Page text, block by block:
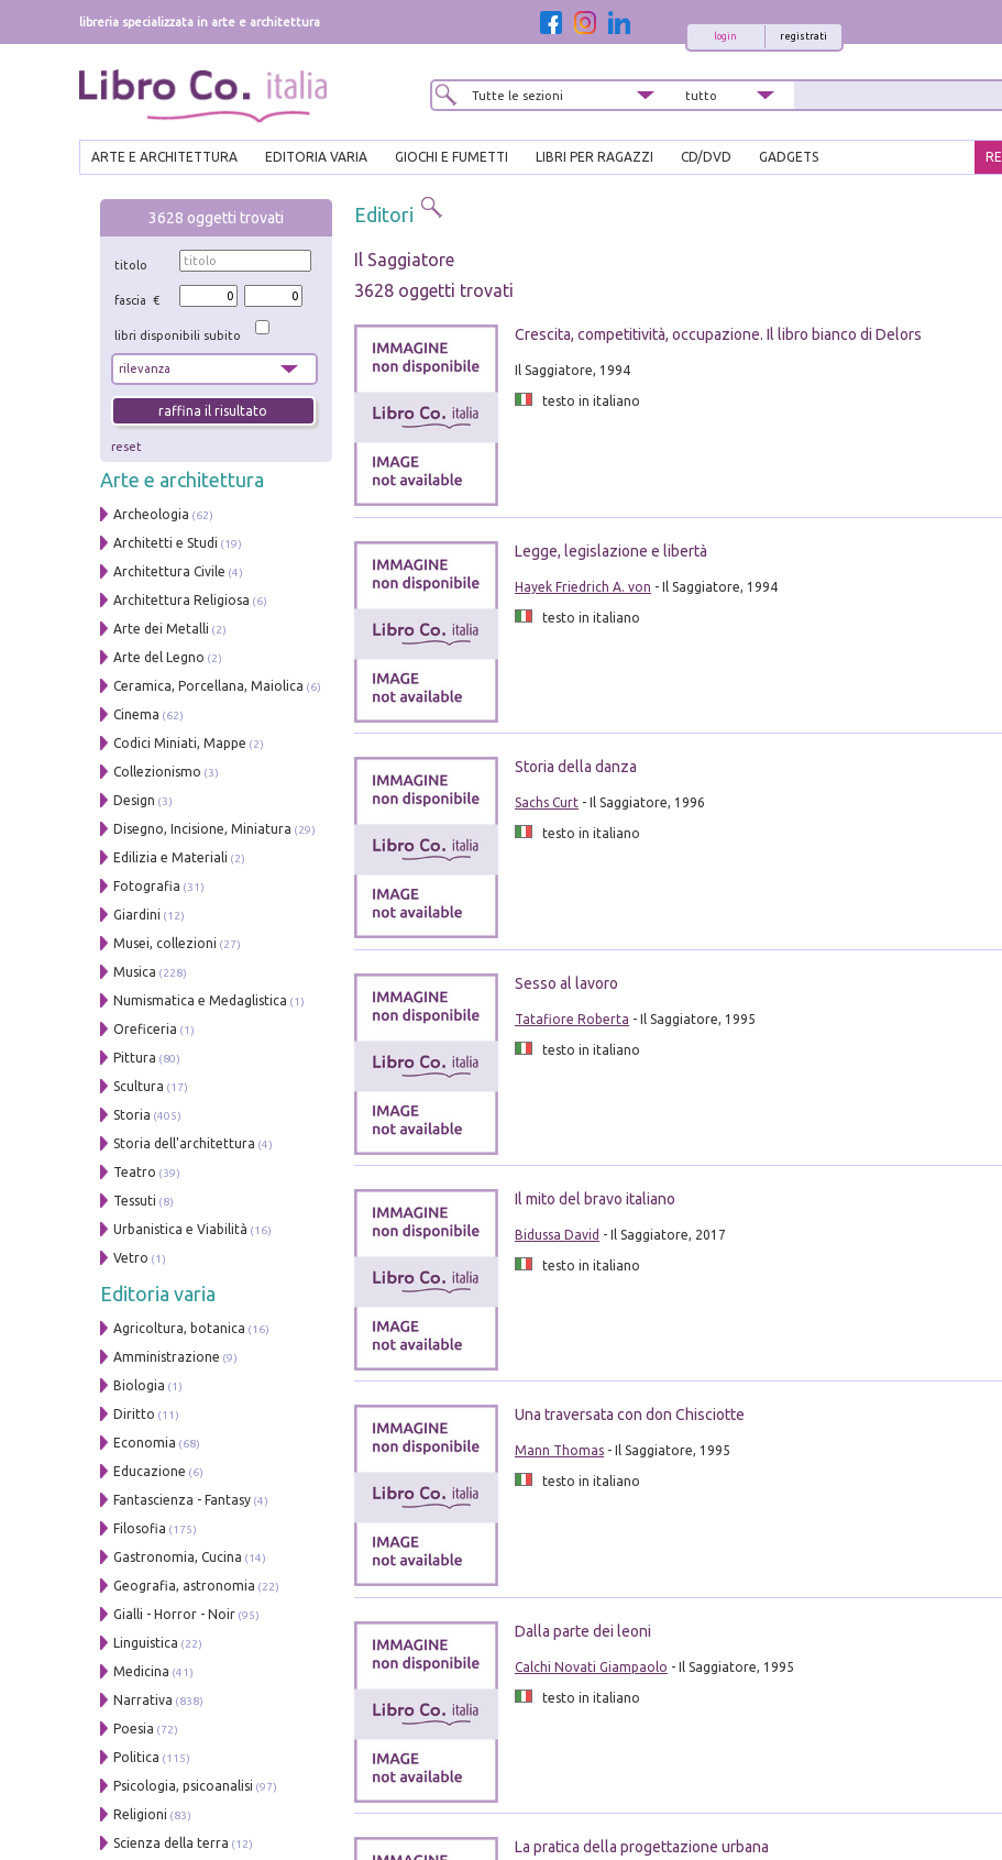
libreria specializzata in arte e architettura
registrati
login
ARTE E ARCHITETTURA EDITORIA VARIA GIOCHI E FUMETTI LIBRI PER RAGAZZI CD/DVD GADGETS
3628 oggetti trovati
titolo
fascia €
libri disponibili subito
reset
Arte e architettura
Archeologia (62)
Architetti e Studi (19)
Architettura Civile (4)
Architettura Religiosa (6)
Arte dei Metalli (2)
Arte del Legno (2)
Ceramica, Porcellana, Maiolica (6)
Cinema (62)
Codici Miniati, Mappe (2)
Collezionismo (3)
Design (3)
Disegno, Incisione, Miniatura (29)
Edilizia e Materiali (2)
Fotografia (31)
Giardini (12)
Musei, collezioni (27)
Musica (228)
Numismatica e Medaglistica (1)
Oreficeria (1)
Pittura (80)
Scultura (17)
Storia (405)
Storia dell'architettura (4)
Teatro (39)
Tessuti (8)
Urbanistica e Viabilità (16)
Vetro (1)
Editoria varia
Agricoltura, botanica (16)
Amministrazione (9)
Biologia (1)
Diritto (11)
Economia (68)
Educazione (6)
Fantascienza - Fantasy (4)
Filosofia (175)
Gastronomia, Cucina (14)
Geografia, astronomia (22)
Gialli - Horror - Noir (95)
Linguistica (22)
Medicina (41)
Narrativa (838)
Poesia (72)
Politica (115)
Psicologia, psicoanalisi (97)
Religioni (83)
Scienza della terra (12)
Editori
Il Saggiatore
3628 oggetti trovati
Crescita, competitività, occupazione. Il libro bianco di Delors
Il Saggiatore, 1994
testo in italiano
Legge, legislazione e libertà
Hayek Friedrich A. von - Il Saggiatore, 1994
testo in italiano
Storia della danza
Sachs Curt- Il Saggiatore, 1996
testo in italiano
Sesso al lavoro
Tatafiore Roberta - Il Saggiatore, 1995
testo in italiano
Il mito del bravo italiano
Bidussa David - Il Saggiatore, 2017
testo in italiano
Una traversata con don Chisciotte
Mann Thomas- Il Saggiatore, 1995
testo in italiano
Dalla parte dei leoni
Calchi Novati Giampaolo - Il Saggiatore, 1995
testo in italiano
La pratica della progettazione urbana